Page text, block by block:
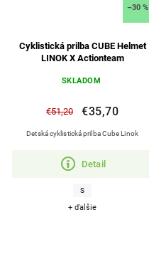
–30 %
Cyklistická prilba CUBE Helmet
LINOK X Actionteam
SKLADOM
€51,20 €35,70
Detail
Detská cyklistická prilba Cube Linok
S
+ ďalšie